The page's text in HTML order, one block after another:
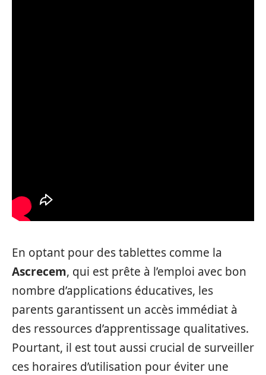
En optant pour des tablettes comme la
Ascrecem, qui est prête à l’emploi avec bon
nombre d’applications éducatives, les
parents garantissent un accès immédiat à
des ressources d’apprentissage qualitatives.
Pourtant, il est tout aussi crucial de surveiller
ces horaires d’utilisation pour éviter une